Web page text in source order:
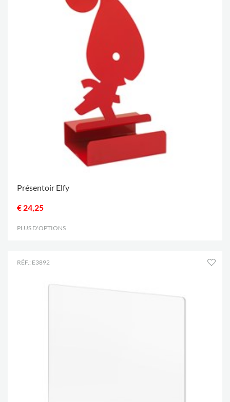
Présentoir Elfy
€ 24,25
PLUS D'OPTIONS
RÉF.: E3892